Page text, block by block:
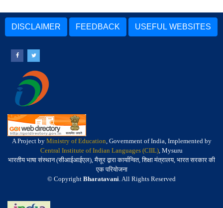
DISCLAIMER FEEDBACK USEFUL WEBSITES
A Project by Ministry of Education, Government of India, Implemented by
Central Institute of Indian Languages (CIIL), Mysuru
भारतीय भाषा संस्थान (सीआईआईएल), मैसूर द्वारा कार्यान्वित, शिक्षा मंत्रालय, भारत सरकार की
एक परियोजना
© Copyright Bharatavani. All Rights Reserved